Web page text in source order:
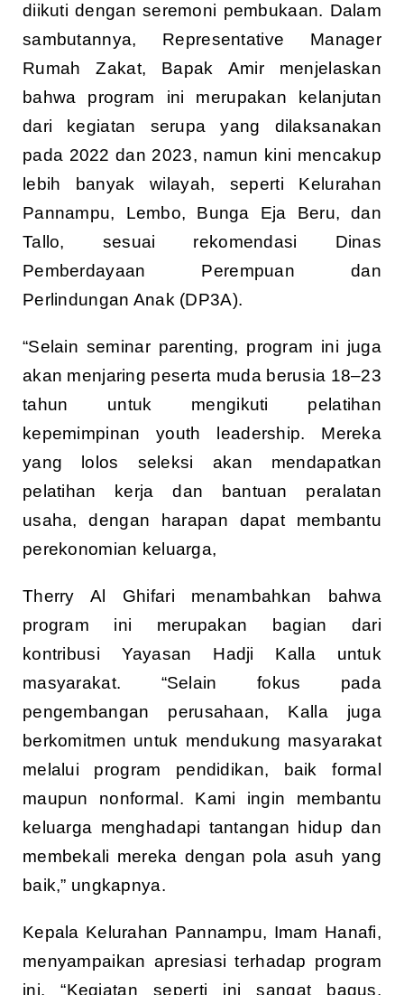
diikuti dengan seremoni pembukaan. Dalam
sambutannya, Representative Manager
Rumah Zakat, Bapak Amir menjelaskan
bahwa program ini merupakan kelanjutan
dari kegiatan serupa yang dilaksanakan
pada 2022 dan 2023, namun kini mencakup
lebih banyak wilayah, seperti Kelurahan
Pannampu, Lembo, Bunga Eja Beru, dan
Tallo, sesuai rekomendasi Dinas
Pemberdayaan Perempuan dan
Perlindungan Anak (DP3A).
“Selain seminar parenting, program ini juga
akan menjaring peserta muda berusia 18–23
tahun untuk mengikuti pelatihan
kepemimpinan youth leadership. Mereka
yang lolos seleksi akan mendapatkan
pelatihan kerja dan bantuan peralatan
usaha, dengan harapan dapat membantu
perekonomian keluarga,
Therry Al Ghifari menambahkan bahwa
program ini merupakan bagian dari
kontribusi Yayasan Hadji Kalla untuk
masyarakat. “Selain fokus pada
pengembangan perusahaan, Kalla juga
berkomitmen untuk mendukung masyarakat
melalui program pendidikan, baik formal
maupun nonformal. Kami ingin membantu
keluarga menghadapi tantangan hidup dan
membekali mereka dengan pola asuh yang
baik,” ungkapnya.
Kepala Kelurahan Pannampu, Imam Hanafi,
menyampaikan apresiasi terhadap program
ini. “Kegiatan seperti ini sangat bagus,